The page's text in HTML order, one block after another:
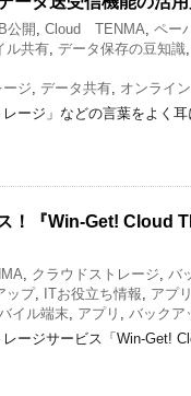
公開 , Cloud TENMA, ペー
ル共有, データ保存の豆知識,
ジ, データ共有, オンライ
ージ」などの言葉をよく
！『Win-Get! Cloud
, クラウドストレージ, バ
ップ, ITお役立ち情報, アプリ
イル端末, アプリ , バックア
ージサービス「Win-Get!